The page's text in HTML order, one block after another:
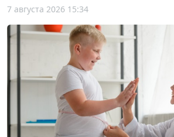
7 августа 2026 15:34